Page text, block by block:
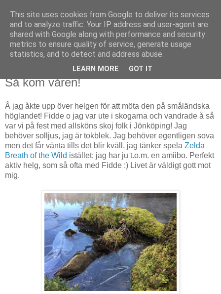
Björn Fritz
vad än som faller mig in
söndag, mars 26, 2017
Så kom våren!
Å jag åkte upp över helgen för att möta den på småländska
höglandet! Fidde o jag var ute i skogarna och vandrade å så
var vi på fest med allsköns skoj folk i Jönköping! Jag
behöver solljus, jag är tokblek. Jag behöver egentligen sova
men det får vänta tills det blir kväll, jag tänker spela Zelda
Breath of the Wild istället; jag har ju t.o.m. en amiibo. Perfekt
aktiv helg, som så ofta med Fidde :) Livet är väldigt gott mot
mig.
This site uses cookies from Google to deliver its services
and to analyze traffic. Your IP address and user-agent are
shared with Google along with performance and security
metrics to ensure quality of service, generate usage
statistics, and to detect and address abuse.
LEARN MORE GOT IT